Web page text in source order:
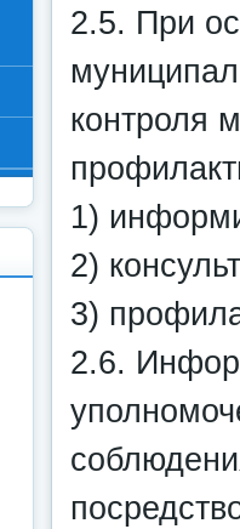
2.5. При
контроля
1)
2)
3)
2.6.